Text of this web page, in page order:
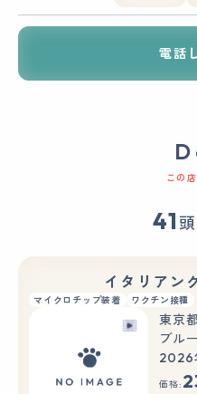
電話
この
41
イタリアン
マイクロチップ装着 ワクチン接種
東京都
ブル
2026
価格: